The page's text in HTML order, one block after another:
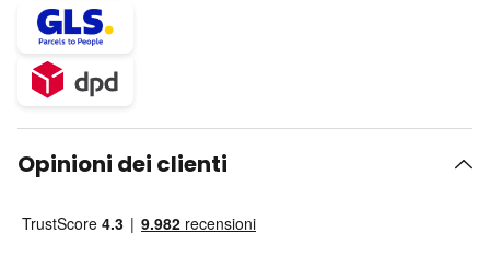
Opinioni dei clienti